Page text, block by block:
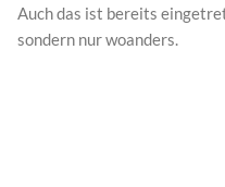
Auch das ist bereits
sondern nur woanders.